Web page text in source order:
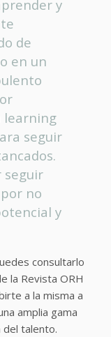
y
de
en un
learning
seguir
seguir
no
y
consultarlo
la Revista ORH
a la misma a
amplia gama
talento.